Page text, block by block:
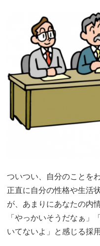
ついつい、自分のことを
正直に自分の性格や生活
が、あまりにあなたの内
「やっかいそうだなぁ」
いてないよ」と感じる採